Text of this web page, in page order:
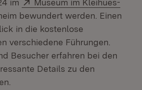
im
Museum im Kleihues-
Fenster)
bewundert werden. Einen
in die kostenlose
verschiedene Führungen.
Besucher erfahren bei den
Details zu den